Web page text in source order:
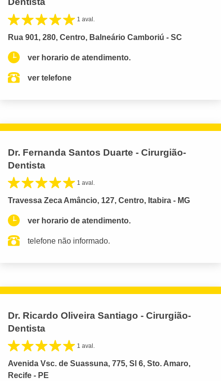
1 aval.
Rua 901, 280, Centro, Balneário Camboriú - SC
ver horario de atendimento.
ver telefone
Dr. Fernanda Santos Duarte - Cirurgião-
Dentista
1 aval.
Travessa Zeca Amâncio, 127, Centro, Itabira - MG
ver horario de atendimento.
telefone não informado.
Dr. Ricardo Oliveira Santiago - Cirurgião-
Dentista
1 aval.
Avenida Vsc. de Suassuna, 775, Sl 6, Sto. Amaro,
Recife - PE